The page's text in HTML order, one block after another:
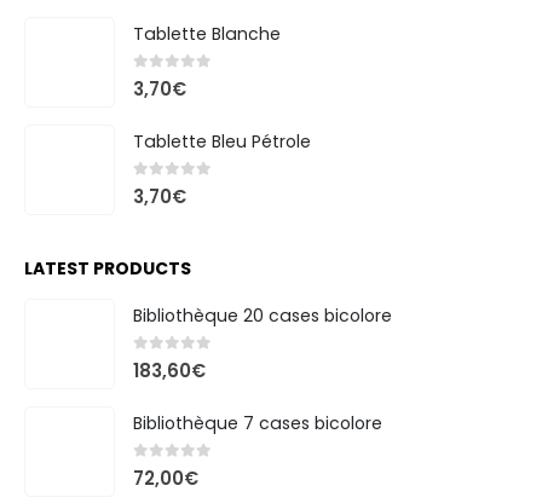
Tablette Blanche
0out of 5
3,70€
Tablette Bleu Pétrole
0out of 5
3,70€
LATEST PRODUCTS
Bibliothèque 20 cases bicolore
0out of 5
183,60€
Bibliothèque 7 cases bicolore
0out of 5
72,00€